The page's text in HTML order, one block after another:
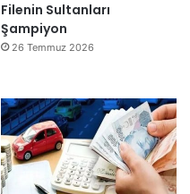
Filenin Sultanları
Şampiyon
26 Temmuz 2026